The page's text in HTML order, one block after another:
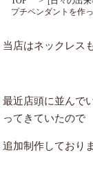
プチペンダントを作
当店はネックレス
最近店頭に並んで
ってきていたので
追加制作しており